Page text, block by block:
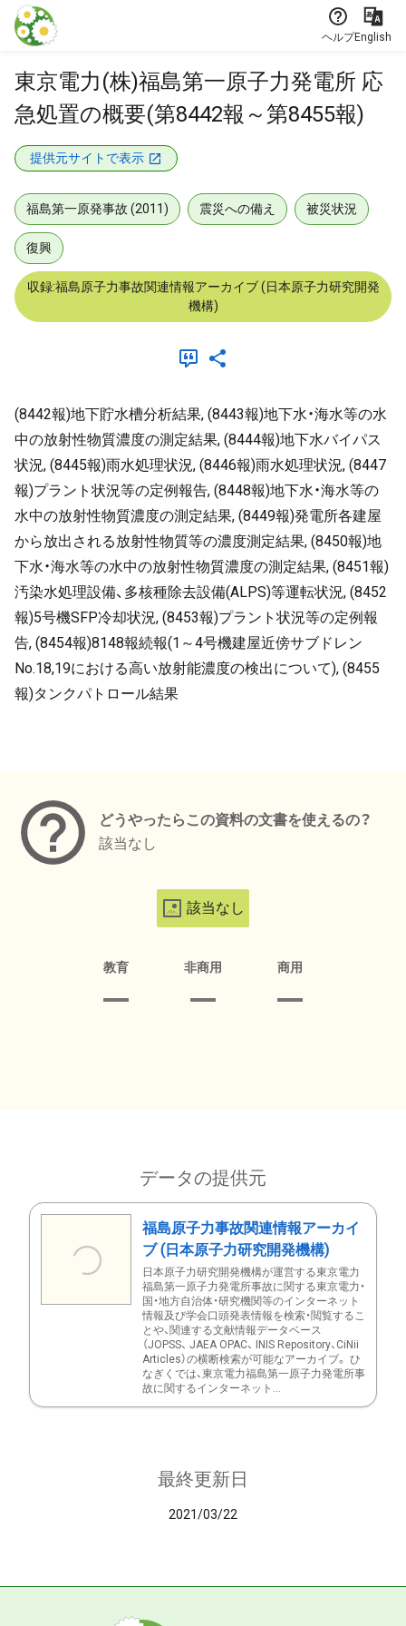
本文に飛ぶ
ヘルプEnglish
東京電力(株)福島第一原子力発電所 応
急処置の概要(第8442報～第8455報)
提供元サイトで表示
福島第一原発事故 (2011) 震災への備え 被災状況
復興
収録:福島原子力事故関連情報アーカイブ (日本原子力研究開発
機構)
(8442報)地下貯水槽分析結果, (8443報)地下水・海水等の水
中の放射性物質濃度の測定結果, (8444報)地下水バイパス
状況, (8445報)雨水処理状況, (8446報)雨水処理状況, (8447
報)プラント状況等の定例報告, (8448報)地下水・海水等の
水中の放射性物質濃度の測定結果, (8449報)発電所各建屋
から放出される放射性物質等の濃度測定結果, (8450報)地
下水・海水等の水中の放射性物質濃度の測定結果, (8451報)
汚染水処理設備、多核種除去設備(ALPS)等運転状況, (8452
報)5号機SFP冷却状況, (8453報)プラント状況等の定例報
告, (8454報)8148報続報(1～4号機建屋近傍サブドレン
No.18,19における高い放射能濃度の検出について), (8455
報)タンクパトロール結果
どうやったらこの資料の文書を使えるの？
該当なし
該当なし
教育 非商用 商用
データの提供元
福島原子力事故関連情報アーカイ
ブ (日本原子力研究開発機構)
日本原子力研究開発機構が運営する東京電力
福島第一原子力発電所事故に関する東京電力・
国・地方自治体・研究機関等のインターネット
情報及び学会口頭発表情報を検索・閲覧するこ
とや、関連する文献情報データベース
（JOPSS、 JAEA OPAC、 INIS Repository、CiNii
Articles）の横断検索が可能なアーカイブ。 ひ
なぎくでは、東京電力福島第一原子力発電所事
故に関するインターネット...
最終更新日
2021/03/22